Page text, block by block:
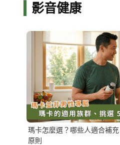
影音健康
瑪卡怎麼選？哪些人適合補
原則